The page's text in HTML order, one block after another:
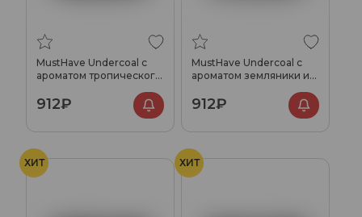
MustHave Undercoal с
ароматом тропического
912₽
MustHave Undercoal с
ароматом земляники и
912₽
ХИТ ХИТ